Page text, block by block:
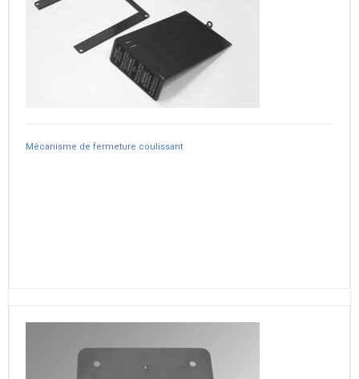
Mécanisme de fermeture coulissant